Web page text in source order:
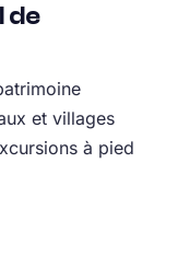
de
et villages
à pied